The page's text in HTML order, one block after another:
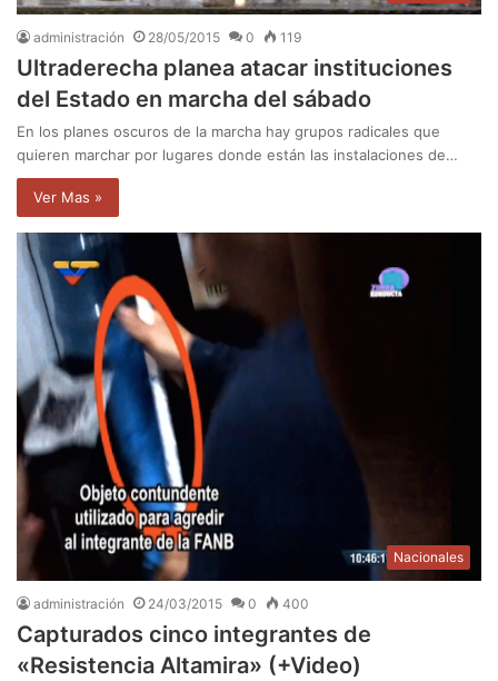
administración 28/05/2015 0 119
Ultraderecha planea atacar instituciones
del Estado en marcha del sábado
En los planes oscuros de la marcha hay grupos radicales que
quieren marchar por lugares donde están las instalaciones de…
Ver Mas »
Nacionales
administración 24/03/2015 0 400
Capturados cinco integrantes de
«Resistencia Altamira» (+Video)